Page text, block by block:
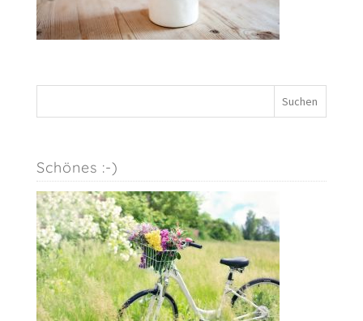
Schönes :-)